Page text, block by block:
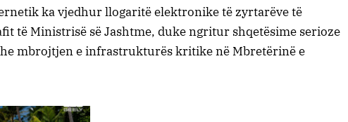
ka vjedhur llogaritë elektronike të zyrtarëve të
të Ministrisë së Jashtme, duke ngritur shqetësime serioze
mbrojtjen e infrastrukturës kritike në Mbretërinë e